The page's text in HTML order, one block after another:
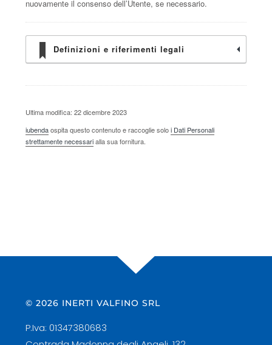
nuovamente il consenso dell’Utente, se necessario.
Definizioni e riferimenti legali
Ultima modifica: 22 dicembre 2023
iubendaospita questo contenuto e raccoglie soloi Dati Personali
strettamente necessarialla sua fornitura.
© 2026 INERTI VALFINO SRL
P.Iva: 01347380683